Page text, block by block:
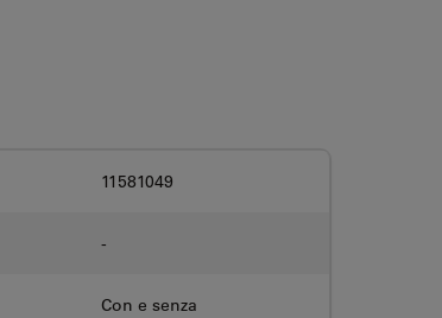
11581049
-
Con e senza